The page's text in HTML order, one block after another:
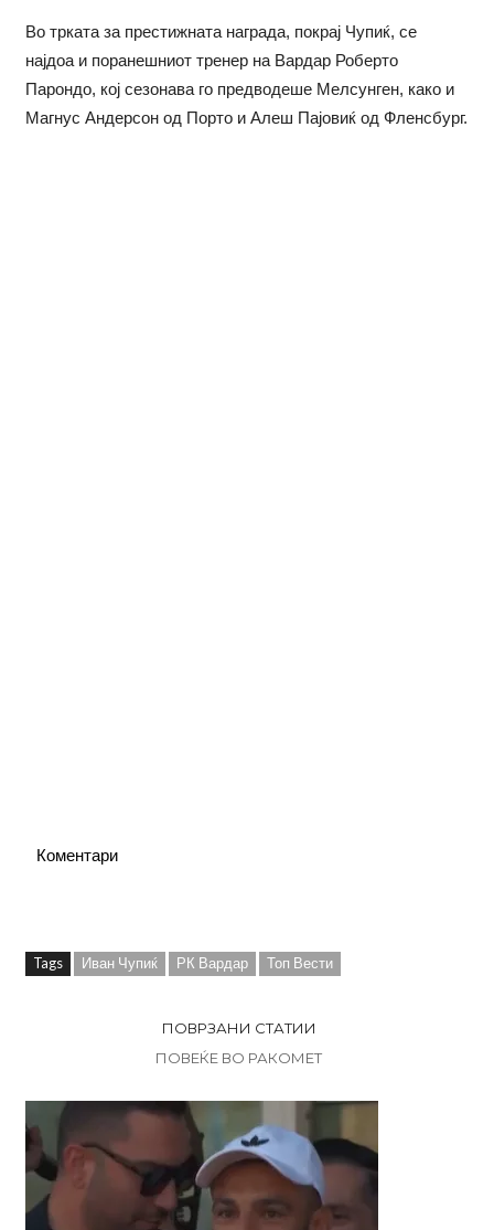
Во трката за престижната награда, покрај Чупиќ, се
најдоа и поранешниот тренер на Вардар Роберто
Парондо, кој сезонава го предводеше Мелсунген, како и
Магнус Андерсон од Порто и Алеш Пајовиќ од Фленсбург.
Коментари
Tags Иван Чупиќ РК Вардар Топ Вести
ПОВРЗАНИ СТАТИИ
ПОВЕЌЕ ВО РАКОМЕТ